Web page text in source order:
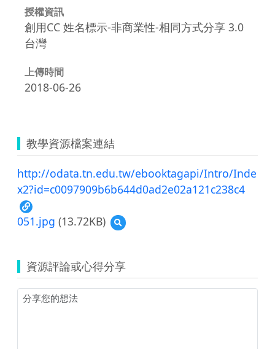
授權資訊
創用CC 姓名標示-非商業性-相同方式分享 3.0
台灣
上傳時間
2018-06-26
教學資源檔案連結
http://odata.tn.edu.tw/ebooktagapi/Intro/Inde
x2?id=c0097909b6b644d0ad2e02a121c238c4
051.jpg (13.72KB)
預
覽
資源評論或心得分享